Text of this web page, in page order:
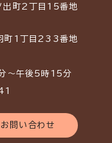
出町2丁目15番地
町1丁目233番地
～午後5時15分
お問い合わせ